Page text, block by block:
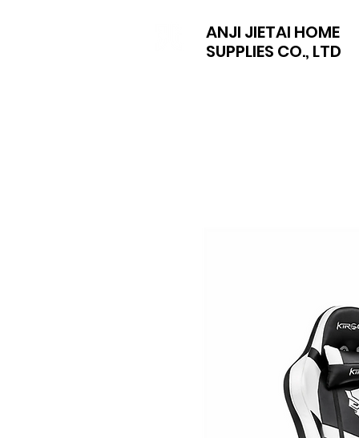
ANJI JIETAI HOME
SUPPLIES CO., LTD